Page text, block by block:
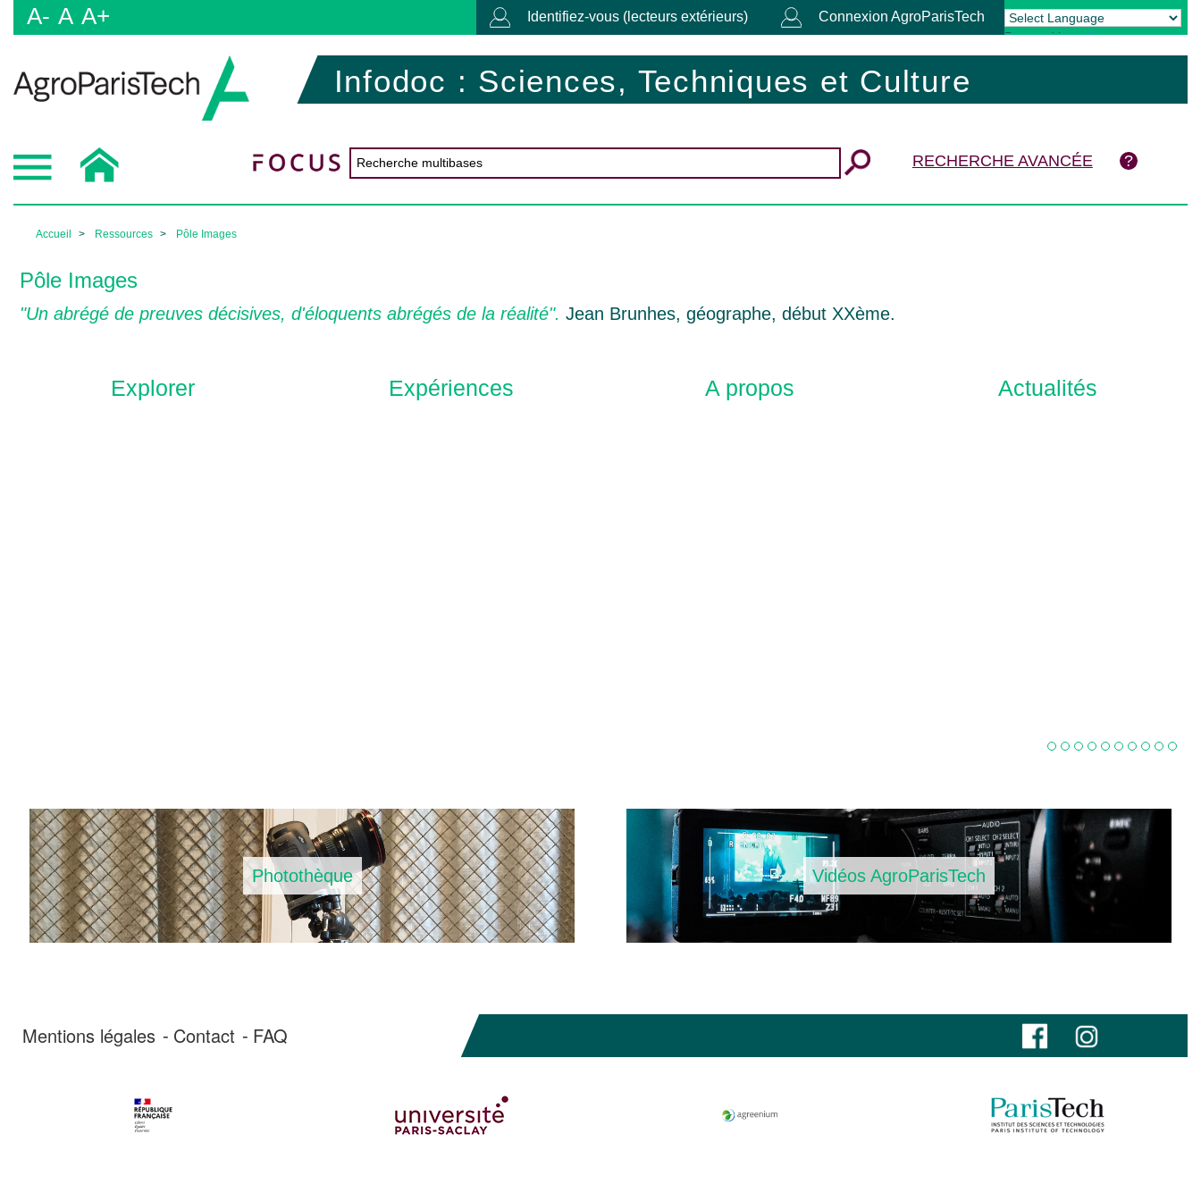
A- A A+ Identifiez-vous (lecteurs extérieurs) Connexion AgroParisTech
Powered by Translate
Infodoc : Sciences, Techniques et Culture
RECHERCHE AVANCÉE
Accueil Ressources Pôle Images
Pôle Images
"Un abrégé de preuves décisives, d'éloquents abrégés de la réalité". Jean Brunhes, géographe, début XXème.
Explorer Expériences A propos Actualités
Photothèque Vidéos AgroParisTech
Mentions légales Contact FAQ